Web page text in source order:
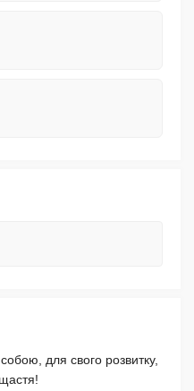
для свого розвитку,